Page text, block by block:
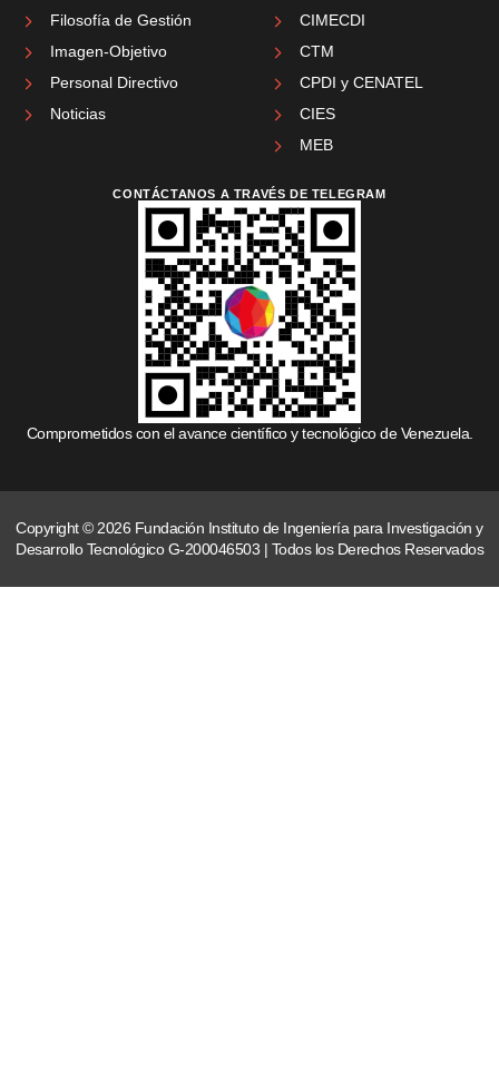
Filosofía de Gestión
Imagen-Objetivo
Personal Directivo
Noticias
CIMECDI
CTM
CPDI y CENATEL
CIES
MEB
CONTÁCTANOS A TRAVÉS DE TELEGRAM
Comprometidos con el avance científico y tecnológico de Venezuela.
Copyright © 2026 Fundación Instituto de Ingeniería para Investigación y
Desarrollo Tecnológico G-200046503 | Todos los Derechos Reservados